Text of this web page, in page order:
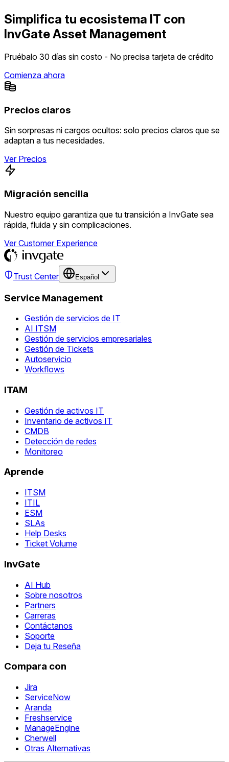
Simplifica tu ecosistema IT con
InvGate Asset Management
Pruébalo 30 días sin costo - No precisa tarjeta de crédito
Comienza ahora
Precios claros
Sin sorpresas ni cargos ocultos: solo precios claros que se
adaptan a tus necesidades.
Ver Precios
Migración sencilla
Nuestro equipo garantiza que tu transición a InvGate sea
rápida, fluida y sin complicaciones.
Ver Customer Experience
Trust Center Español
Service Management
Gestión de servicios de IT
AI ITSM
Gestión de servicios empresariales
Gestión de Tickets
Autoservicio
Workflows
ITAM
Gestión de activos IT
Inventario de activos IT
CMDB
Detección de redes
Monitoreo
Aprende
ITSM
ITIL
ESM
SLAs
Help Desks
Ticket Volume
InvGate
AI Hub
Sobre nosotros
Partners
Carreras
Contáctanos
Soporte
Deja tu Reseña
Compara con
Jira
ServiceNow
Aranda
Freshservice
ManageEngine
Cherwell
Otras Alternativas